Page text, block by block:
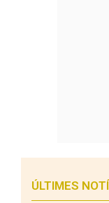
ÚLTIMES